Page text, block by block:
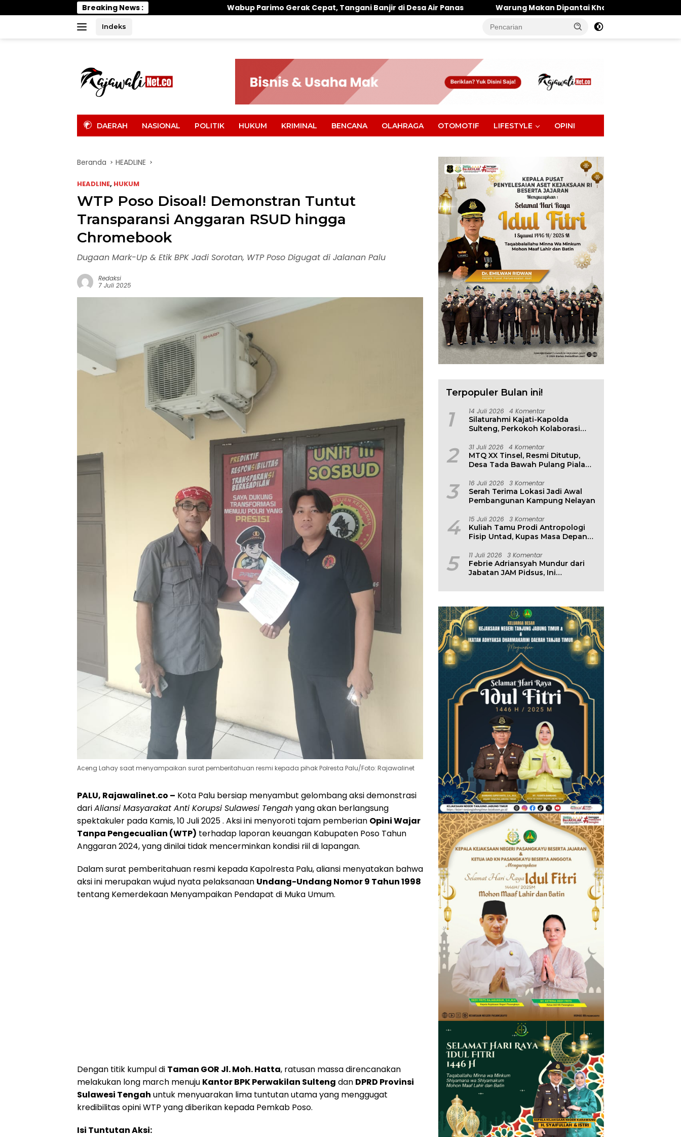
ke
Breaking News : Wabup Parimo Gerak Cepat, Tangani Banjir di Desa Air Panas Warung Makan Dipantai Khatulistiwa Hangus Terbakar, Kerugian
Indeks
DAERAH NASIONAL POLITIK HUKUM KRIMINAL BENCANA OLAHRAGA OTOMOTIF LIFESTYLE OPINI
Beranda HEADLINE
HEADLINE, HUKUM
WTP Poso Disoal! Demonstran Tuntut
Transparansi Anggaran RSUD hingga
Chromebook
Dugaan Mark-Up & Etik BPK Jadi Sorotan, WTP Poso Digugat di Jalanan Palu
Redaksi
7 Juli 2025
Aceng Lahay saat menyampaikan surat pemberitahuan resmi kepada pihak Polresta Palu/Foto: Rajawalinet
PALU, Rajawalinet.co – Kota Palu bersiap menyambut gelombang aksi demonstrasi
dariAliansi Masyarakat Anti Korupsi Sulawesi Tengahyang akan berlangsung
spektakuler pada Kamis, 10 Juli 2025 . Aksi ini menyoroti tajam pemberian Opini Wajar
Tanpa Pengecualian (WTP) terhadap laporan keuangan Kabupaten Poso Tahun
Anggaran 2024, yang dinilai tidak mencerminkan kondisi riil di lapangan.
Dalam surat pemberitahuan resmi kepada Kapolresta Palu, aliansi menyatakan bahwa
aksi ini merupakan wujud nyata pelaksanaan Undang-Undang Nomor 9 Tahun 1998
tentang Kemerdekaan Menyampaikan Pendapat di Muka Umum.
Dengan titik kumpul di Taman GOR Jl. Moh. Hatta, ratusan massa direncanakan
melakukan long march menuju Kantor BPK Perwakilan Sulteng dan DPRD Provinsi
Sulawesi Tengah untuk menyuarakan lima tuntutan utama yang menggugat
kredibilitas opini WTP yang diberikan kepada Pemkab Poso.
Isi Tuntutan Aksi:
Terpopuler Bulan ini!
1 14 Juli 2026 4 Komentar
Silaturahmi Kajati-Kapolda
Sulteng, Perkokoh Kolaborasi
2 31 Juli 2026 4 Komentar
MTQ XX Tinsel, Resmi Ditutup,
Desa Tada Bawah Pulang Piala
3 16 Juli 2026 3 Komentar
Serah Terima Lokasi Jadi Awal
Pembangunan Kampung Nelayan
4 15 Juli 2026 3 Komentar
Kuliah Tamu Prodi Antropologi
Fisip Untad, Kupas Masa Depan
Lingkungan
5 11 Juli 2026 3 Komentar
Febrie Adriansyah Mundur dari
Jabatan JAM Pidsus, Ini